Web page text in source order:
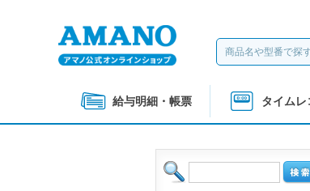
給与明細・帳票 タイム